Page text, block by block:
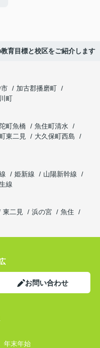
育目標と校区をご紹介します
加古郡播磨町
町
町魚橋
魚住町清水
東二見
大久保町西島
姫新線
山陽新幹線
線
東二見 浜の宮
魚住
お問い合わせ
年末年始